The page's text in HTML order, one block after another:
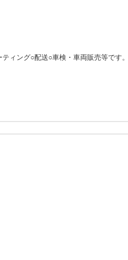
ィング○配送○車検・車両販売等です